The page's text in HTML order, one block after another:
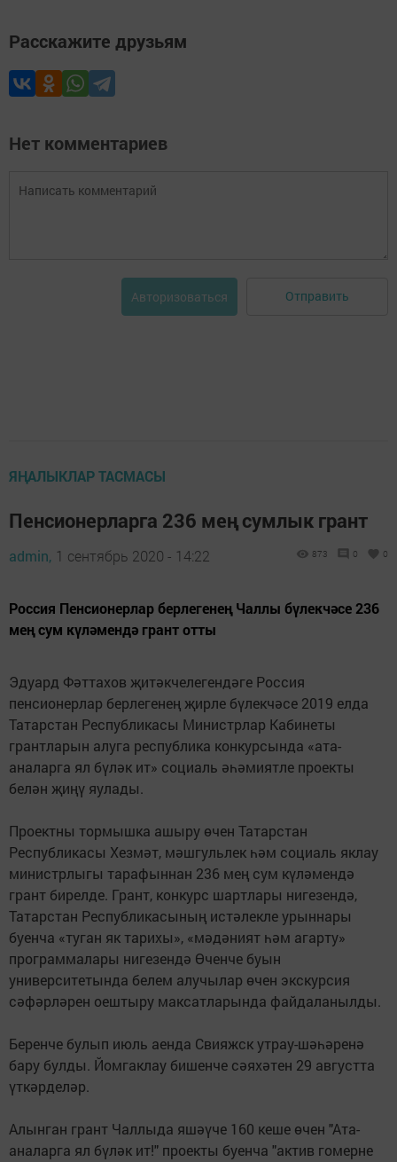
Расскажите друзьям
Нет комментариев
Авторизоваться Отправить
ЯҢАЛЫКЛАР ТАСМАСЫ
Пенсионерларга 236 мең сумлык грант
admin, 1 сентябрь 2020 - 14:22 873 0 0
Россия Пенсионерлар берлегенең Чаллы бүлекчәсе 236
мең сум күләмендә грант отты
Эдуард Фәттахов җитәкчелегендәге Россия
пенсионерлар берлегенең җирле бүлекчәсе 2019 елда
Татарстан Республикасы Министрлар Кабинеты
грантларын алуга республика конкурсында «ата-
аналарга ял бүләк ит» социаль әһәмиятле проекты
белән җиңү яулады.
Проектны тормышка ашыру өчен Татарстан
Республикасы Хезмәт, мәшгульлек һәм социаль яклау
министрлыгы тарафыннан 236 мең сум күләмендә
грант бирелде. Грант, конкурс шартлары нигезендә,
Татарстан Республикасының истәлекле урыннары
буенча «туган як тарихы», «мәдәният һәм агарту»
программалары нигезендә Өченче буын
университетында белем алучылар өчен экскурсия
сәфәрләрен оештыру максатларында файдаланылды.
Беренче булып июль аенда Свияжск утрау-шәһәренә
бару булды. Йомгаклау бишенче сәяхәтен 29 августта
үткәрделәр.
Алынган грант Чаллыда яшәүче 160 кеше өчен "Ата-
аналарга ял бүләк ит!" проекты буенча "актив гомерне